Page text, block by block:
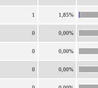
1 1,85%
0 0,00%
0 0,00%
0 0,00%